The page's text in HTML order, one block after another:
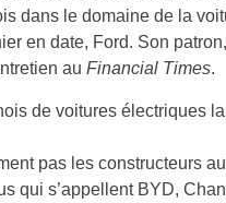
dans le domaine de la
en date, Ford. Son
au Financial Times.
de voitures électriques
pas les constructeurs
qui s’appellent BYD,